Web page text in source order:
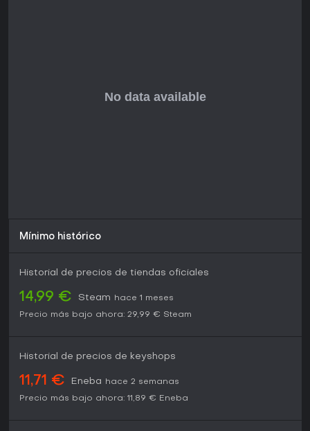
Mínimo histórico
Historial de precios de tiendas oficiales
14,99 € Steam
hace 1 meses
Precio más bajo ahora: 29,99 € Steam
Historial de precios de keyshops
11,71 € Eneba
hace 2 semanas
Precio más bajo ahora: 11,89 € Eneba